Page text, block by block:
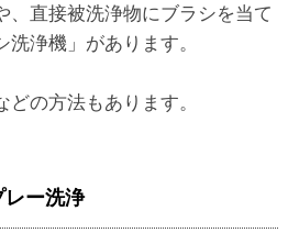
、直接被洗浄物にブラシを当て
浄機」があります。
の方法もあります。
レー洗浄